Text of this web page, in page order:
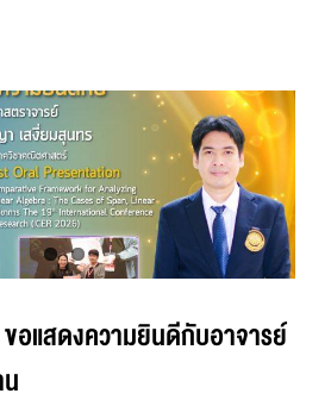
อแสดงความยินดีกับอาจารย์